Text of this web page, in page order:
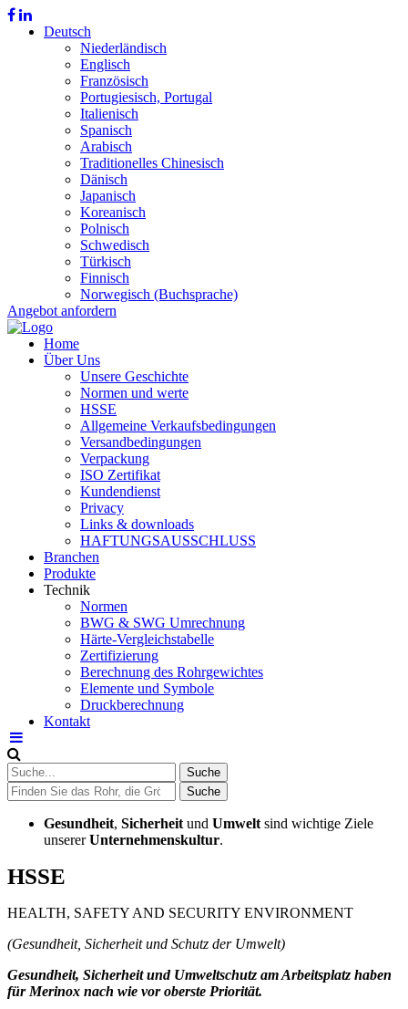
Deutsch
Niederländisch
Englisch
Französisch
Portugiesisch, Portugal
Italienisch
Spanisch
Arabisch
Traditionelles Chinesisch
Dänisch
Japanisch
Koreanisch
Polnisch
Schwedisch
Türkisch
Finnisch
Norwegisch (Buchsprache)
Angebot anfordern
Home
Über Uns
Unsere Geschichte
Normen und werte
HSSE
Allgemeine Verkaufsbedingungen
Versandbedingungen
Verpackung
ISO Zertifikat
Kundendienst
Privacy
Links & downloads
HAFTUNGSAUSSCHLUSS
Branchen
Produkte
Technik
Normen
BWG & SWG Umrechnung
Härte-Vergleichstabelle
Zertifizierung
Berechnung des Rohrgewichtes
Elemente und Symbole
Druckberechnung
Kontakt
Gesundheit, Sicherheit und Umwelt sind wichtige Ziele
unsererUnternehmenskultur.
HSSE
HEALTH, SAFETY AND SECURITY ENVIRONMENT
(Gesundheit, Sicherheit und Schutz der Umwelt)
Gesundheit, Sicherheit und Umweltschutz am Arbeitsplatz haben
für Merinox nach wie vor oberste Priorität.